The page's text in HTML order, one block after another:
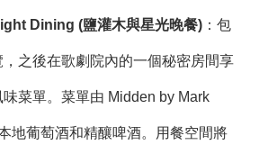
Dining (鹽灌木與星光晚餐) ：包
之後在歌劇院內的一個秘密房間享
菜單。菜單由 Midden by Mark
地葡萄酒和精釀啤酒。用餐空間將